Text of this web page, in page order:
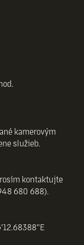
kamerovým
služieb.
kontaktujte
680 688).